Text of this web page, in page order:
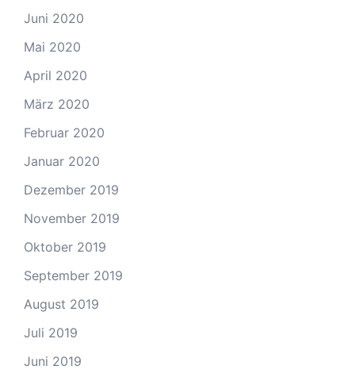
Juni 2020
Mai 2020
April 2020
März 2020
Februar 2020
Januar 2020
Dezember 2019
November 2019
Oktober 2019
September 2019
August 2019
Juli 2019
Juni 2019